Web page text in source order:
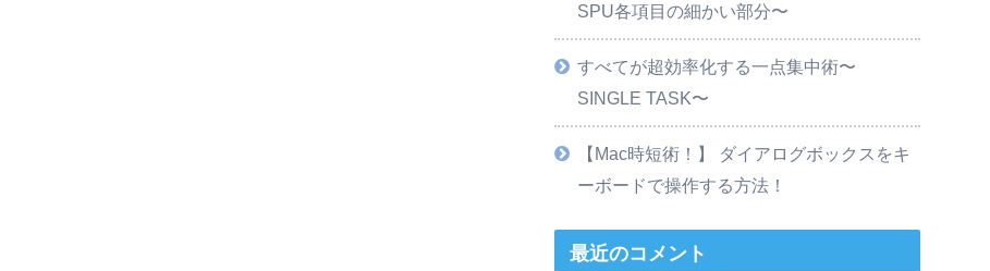
SPU各項目の細かい部分〜
すべてが超効率化する一点集中術〜
SINGLE TASK〜
【Mac時短術！】 ダイアログボックスをキ
ーボードで操作する方法！
最近のコメント